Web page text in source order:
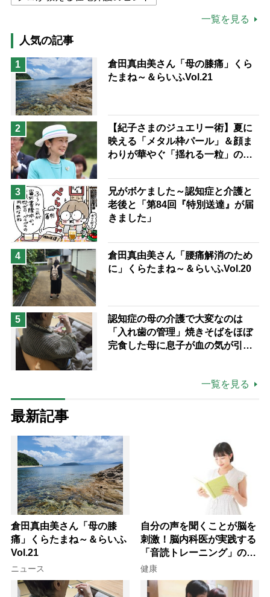
高木ブー
ケアマネジャー
猫が母になつきません
息子の遠距離介護サバイバル術
兄がボケました
予防法
一覧を見る
人気の記事
1
倉田真由美さん「母の膝痛」くら
たまね～＆らいふVol.21
2
【紀子さまのジュエリー術】夏に
映える「メタル枠パール」＆顔ま
わりが華やぐ「揺れる一粒」の使
3
兄がボケました～認知症と介護と
老後と「第84回『特別送達』が届
きました」
4
倉田真由美さん「腰痛解消のため
に」くらたまね～＆らいふVol.20
5
認知症の母の介護で大変なのは
「入れ歯の管理」焼きそばをほぼ
完食した母に息子が血の気が引い
一覧を見る
最新記事
倉田真由美さん「母の膝
痛」くらたまね～＆らいふ
Vol.21
ニュース
自分の声を聞くことが脳を
刺激！脳内科医が実践する
「音読トレーニング」の極
意
健康